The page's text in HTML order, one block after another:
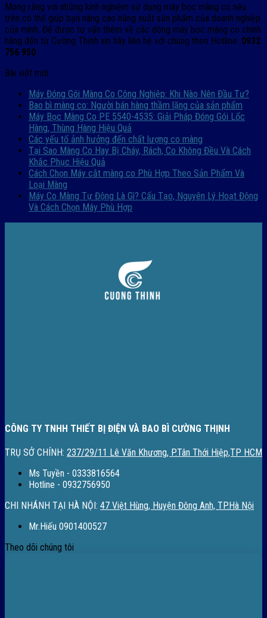
Mong rằng với những kinh nghiệm sử dụng máy bọc màng co nêu
trên có thể giúp bạn nâng cao năng suất sản phẩm của doanh nghiệp
của mình. Để được tư vấn thêm về các dòng máy bọc màng co chính
hãng đến từ Cường Thịnh xin hãy liên hệ với chúng theo Hotline: 0932
756 950
Bài viết mới
Máy Đóng Gói Màng Co Công Nghiệp: Khi Nào Nên Đầu Tư?
Bao bì màng co: Người bán hàng thầm lặng của sản phẩm
Máy Bọc Màng Co PE 5540-4535: Giải Pháp Đóng Gói Lốc
Hàng, Thùng Hàng Hiệu Quả
Các yếu tố ảnh hưởng đến chất lượng co màng
Tại Sao Màng Co Hay Bị Cháy, Rách, Co Không Đều Và Cách
Khắc Phục Hiệu Quả
Cách Chọn Máy cắt màng co Phù Hợp Theo Sản Phẩm Và
Loại Màng
Máy Co Màng Tự Động Là Gì? Cấu Tạo, Nguyên Lý Hoạt Động
Và Cách Chọn Máy Phù Hợp
CÔNG TY TNHH THIẾT BỊ ĐIỆN VÀ BAO BÌ CƯỜNG THỊNH
TRỤ SỞ CHÍNH: 237/29/11 Lê Văn Khương, P.Tân Thới Hiệp,TP HCM
Ms Tuyền - 0333816564
Hotline - 0932756950
CHI NHÁNH TẠI HÀ NỘI: 47 Việt Hùng, Huyện Đông Anh, TP.Hà Nội
Mr.Hiếu 0901400527
Theo dõi chúng tôi